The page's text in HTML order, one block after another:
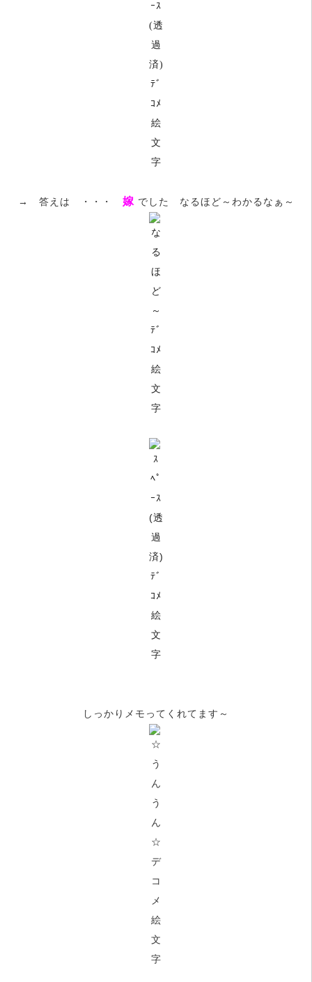
→ 答えは ・・・ 嫁でした なるほど～わかるなぁ～
しっかりメモってくれてます～